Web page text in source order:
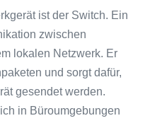
ist der Switch. Ein
zwischen
lokalen Netzwerk. Er
und sorgt dafür,
gesendet werden.
in Büroumgebungen